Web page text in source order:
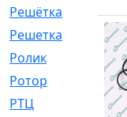
Решётка
Решетка
Ролик
Ротор
РТЦ